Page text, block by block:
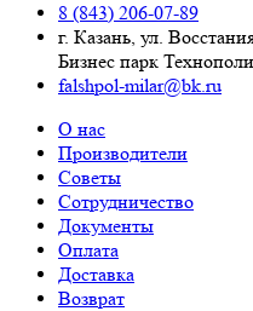
8 (843) 206-07-89
г. Казань, ул.
Бизнес парк
falshpol-milar@bk.ru
О нас
Производители
Советы
Сотрудничество
Документы
Оплата
Доставка
Возврат